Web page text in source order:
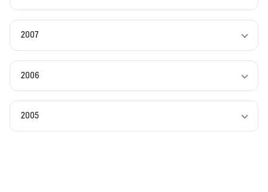
2007
2006
2005